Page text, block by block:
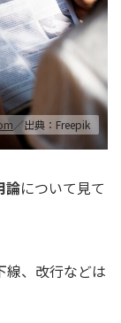
／出典：Freepik
論について見て
線、改行などは